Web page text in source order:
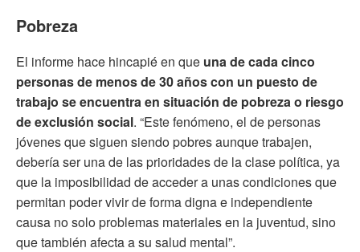
Pobreza
El informe hace hincapié en que una de cada cinco
personas de menos de 30 años con un puesto de
trabajo se encuentra en situación de pobreza o riesgo
de exclusión social. “Este fenómeno, el de personas
jóvenes que siguen siendo pobres aunque trabajen,
debería ser una de las prioridades de la clase política, ya
que la imposibilidad de acceder a unas condiciones que
permitan poder vivir de forma digna e independiente
causa no solo problemas materiales en la juventud, sino
que también afecta a su salud mental”.